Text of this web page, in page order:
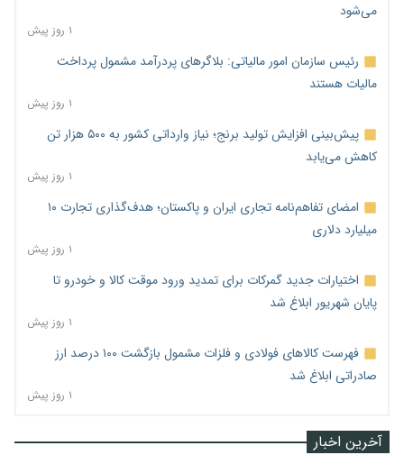
می‌شود
۱ روز پیش
رئیس سازمان امور مالیاتی: بلاگرهای پردرآمد مشمول پرداخت
مالیات هستند
۱ روز پیش
پیش‌بینی افزایش تولید برنج؛ نیاز وارداتی کشور به ۵۰۰ هزار تن
کاهش می‌یابد
۱ روز پیش
امضای تفاهم‌نامه تجاری ایران و پاکستان؛ هدف‌گذاری تجارت ۱۰
میلیارد دلاری
۱ روز پیش
اختیارات جدید گمرکات برای تمدید ورود موقت کالا و خودرو تا
پایان شهریور ابلاغ شد
۱ روز پیش
فهرست کالاهای فولادی و فلزات مشمول بازگشت ۱۰۰ درصد ارز
صادراتی ابلاغ شد
۱ روز پیش
آخرین اخبار